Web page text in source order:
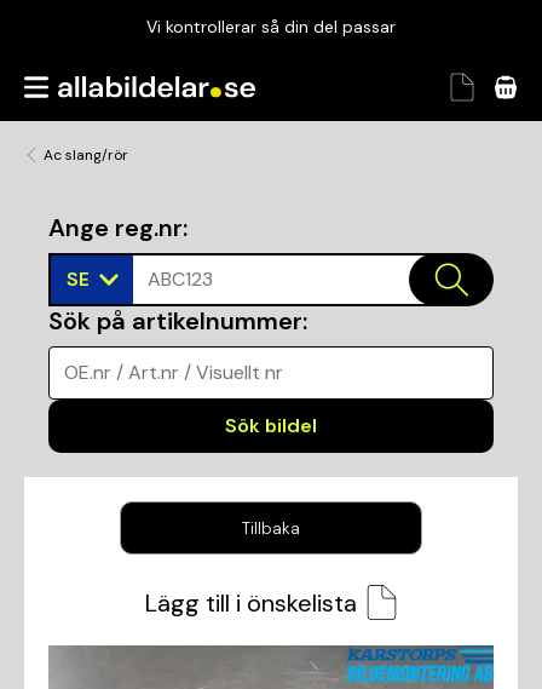
Vi kontrollerar så din del passar
Garanterad passform
Ac slang/rör
Ange reg.nr:
SE ABC123
Sök på artikelnummer:
OE.nr / Art.nr / Visuellt nr
Sök bildel
Tillbaka
Lägg till i önskelista